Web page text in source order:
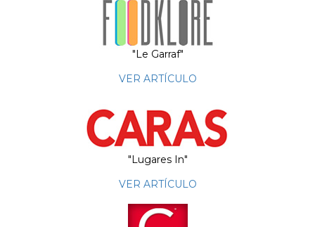
"Le Garraf"
VER ARTÍCULO
"Lugares In"
VER ARTÍCULO